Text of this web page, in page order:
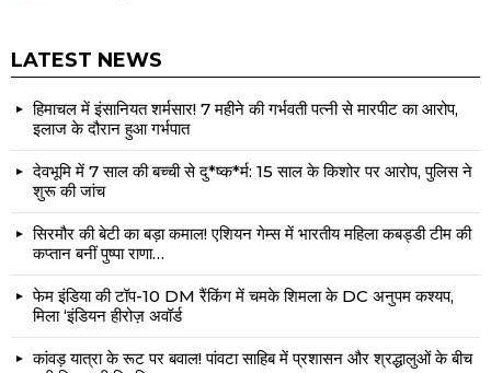
LATEST NEWS
हिमाचल में इंसानियत शर्मसार! 7 महीने की गर्भवती पत्नी से मारपीट का आरोप,
इलाज के दौरान हुआ गर्भपात
देवभूमि में 7 साल की बच्ची से दु*ष्क*र्म: 15 साल के किशोर पर आरोप, पुलिस ने
शुरू की जांच
सिरमौर की बेटी का बड़ा कमाल! एशियन गेम्स में भारतीय महिला कबड्डी टीम की
कप्तान बनीं पुष्पा राणा…
फेम इंडिया की टॉप-10 DM रैंकिंग में चमके शिमला के DC अनुपम कश्यप,
मिला ‘इंडियन हीरोज़ अवॉर्ड
कांवड़ यात्रा के रूट पर बवाल! पांवटा साहिब में प्रशासन और श्रद्धालुओं के बीच